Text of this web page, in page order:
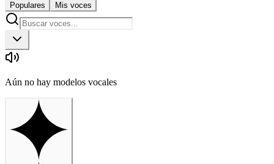
Populares Mis voces
Aún no hay modelos vocales